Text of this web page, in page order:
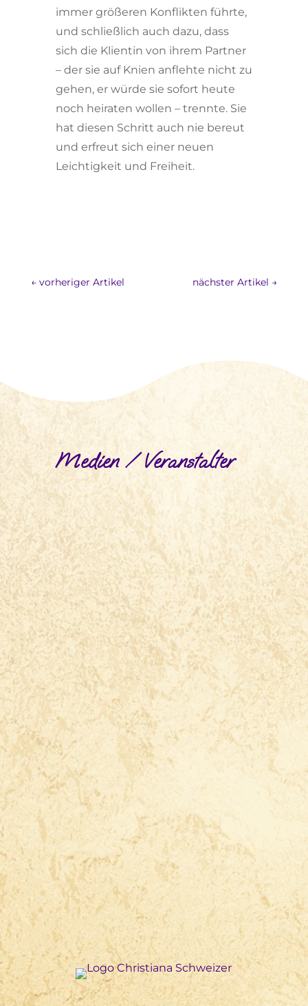
immer größeren Konflikten führte,
und schließlich auch dazu, dass
sich die Klientin von ihrem Partner
– der sie auf Knien anflehte nicht zu
gehen, er würde sie sofort heute
noch heiraten wollen – trennte. Sie
hat diesen Schritt auch nie bereut
und erfreut sich einer neuen
Leichtigkeit und Freiheit.
← vorheriger Artikel nächster Artikel →
Medien / Veranstalter